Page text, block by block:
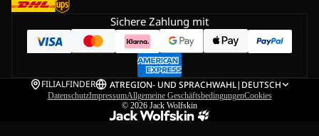
Sichere Zahlung mit
FILIALFINDER ATREGION- UND SPRACHWAHL| DEUTSCH
DatenschutzImpressumAllgemeine GeschäftsbedingungenCookies
© 2026 Jack Wolfskin